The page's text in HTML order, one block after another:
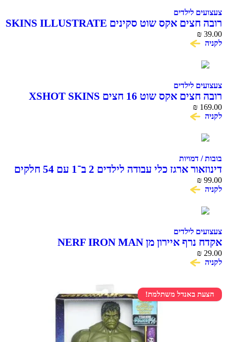
צעצועים לילדים
רובה חצים אקס שוט סקינים SKINS ILLUSTRATE
₪ 39.00
לקניה
צעצועים לילדים
רובה חצים אקס שוט 16 חצים XSHOT SKINS
BEAST MODE
₪ 169.00
לקניה
בובות / דמויות
דינוזאור ארגז כלי עבודה לילדים 2 ב־1 עם 54 חלקים
₪ 99.00
לקניה
צעצועים לילדים
אקדח נרף איירון מן NERF IRON MAN
₪ 29.00
לקניה
הצעת באנדל משתלמת!